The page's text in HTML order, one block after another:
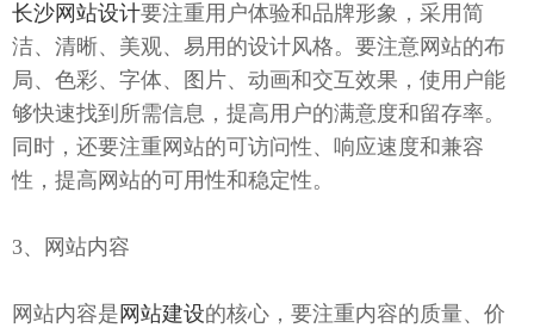
长沙网站设计要注重用户体验和品牌形象，采用简
洁、清晰、美观、易用的设计风格。要注意网站的布
局、色彩、字体、图片、动画和交互效果，使用户能
够快速找到所需信息，提高用户的满意度和留存率。
同时，还要注重网站的可访问性、响应速度和兼容
性，提高网站的可用性和稳定性。
3、网站内容
网站内容是 网站建设的核心，要注重内容的质量、价